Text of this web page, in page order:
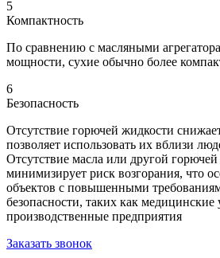
5
Компактность
По сравнению с масляными
мощности, сухие обычно более
6
Безопасность
Отсутствие горючей жидкости
позволяет использовать их вблизи
Отсутствие масла или другой
минимизирует риск возгорания, что
объектов с повышенными
безопасности, таких как
производственные предприятия
Заказать звонок